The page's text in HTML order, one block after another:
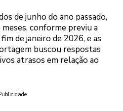
de junho do ano passado,
conforme previu a
de janeiro de 2026, e as
buscou respostas
atrasos em relação ao